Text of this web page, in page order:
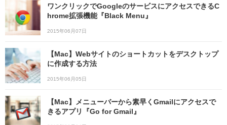
ワンクリックでGoogleのサービスにアクセスできるC
hrome拡張機能『Black Menu』
2015年06月07日
【Mac】Webサイトのショートカットをデスクトップ
に作成する方法
2015年06月05日
【Mac】メニューバーから素早くGmailにアクセスで
きるアプリ『Go for Gmail』